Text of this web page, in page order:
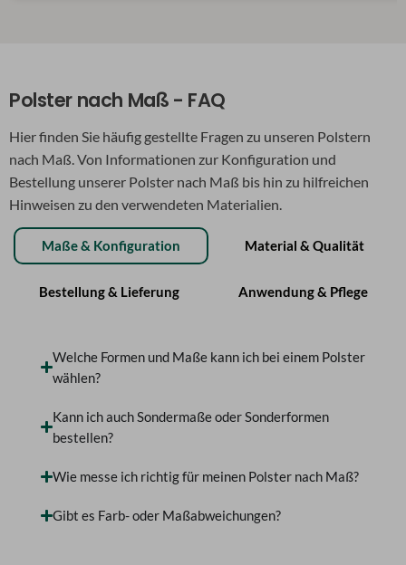
Polster nach Maß - FAQ
Hier finden Sie häufig gestellte Fragen zu unseren Polstern
nach Maß. Von Informationen zur Konfiguration und
Bestellung unserer Polster nach Maß bis hin zu hilfreichen
Hinweisen zu den verwendeten Materialien.
Maße & Konfiguration Material & Qualität
Bestellung & Lieferung Anwendung & Pflege
Welche Formen und Maße kann ich bei einem Polster
wählen?
Kann ich auch Sondermaße oder Sonderformen
bestellen?
Wie messe ich richtig für meinen Polster nach Maß?
Gibt es Farb- oder Maßabweichungen?